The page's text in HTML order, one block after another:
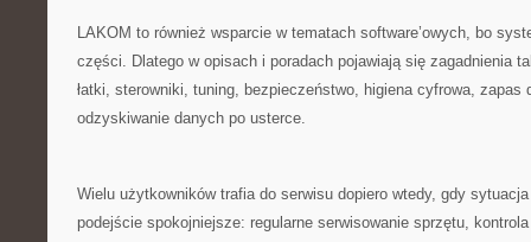
LAKOM to również wsparcie w tematach software’owych, bo
części. Dlatego w opisach i poradach pojawiają się zagadnienia
łatki, sterowniki, tuning, bezpieczeństwo, higiena cyfrowa, zapas
odzyskiwanie danych po usterce.
Wielu użytkowników trafia do serwisu dopiero wtedy, gdy
podejście spokojniejsze: regularne serwisowanie sprzętu,